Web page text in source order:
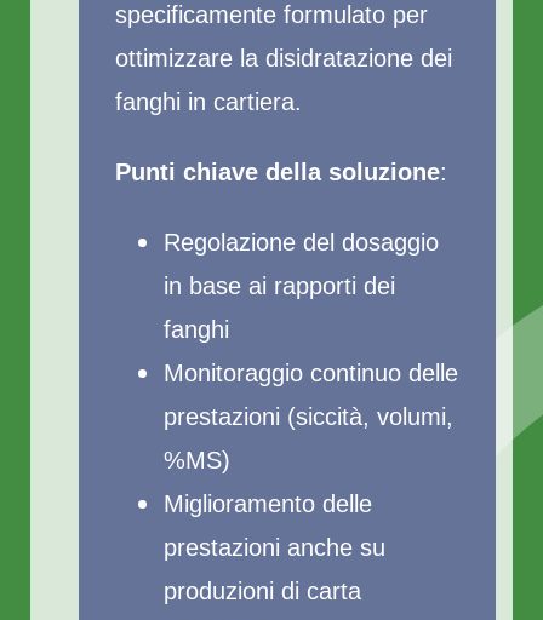
specificamente formulato per
ottimizzare la disidratazione dei
fanghi in cartiera.
Punti chiave della soluzione:
Regolazione del dosaggio
in base ai rapporti dei
fanghi
Monitoraggio continuo delle
prestazioni (siccità, volumi,
%MS)
Miglioramento delle
prestazioni anche su
produzioni di carta